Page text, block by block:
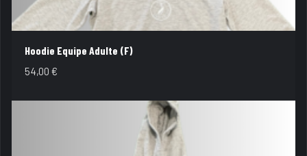
Hoodie Equipe Adulte (F)
54,00€